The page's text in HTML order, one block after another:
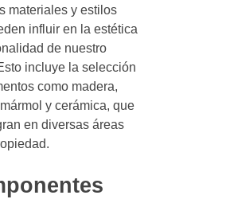
materiales y estilos
influir en la estética
de nuestro
incluye la selección
como madera,
y cerámica, que
en diversas áreas